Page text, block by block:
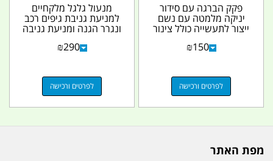
פקק הברגה עם סידור
יניקה מלמטה עם נשם
ייצור לתעשייה כולל צינור
₪150
לפרטים ורכישה
מנעול גלגל מלקחיים
למניעת גניבת גיפים רכב
ונגרר הגנה ומניעת גניבה
₪290
לפרטים ורכישה
מפת האתר